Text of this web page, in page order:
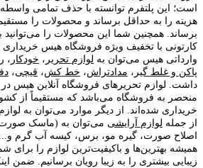
است؛ این پلتفرم توانسته با حذف تمامی
هزینه را به حداقل برساند و محصولات را
برساند. همچنین شما این محصولات را
کارتونی با تخفیف ویژه فروشگاه هیس خریداری
وارداتی هیس می‌توان به لوازم تحریر ، خودکار ،
پاکن و غلط گیر ، مدادتراش، خط کش، قیچی،
داشت. لوازم تحریر‌های فروشگاه آنلاین هیس در
منحصر به فروشگاه می‌باشد که مستقیماً از
خریداری شده‌اند. از دیگر موارد می‌توان به
از جمله لوازم آرایشی می‌توان به (ماسک
اصلاح صورت، گیره مو، برس، کیسه آب گرم
همیشه بهترین‌ها و باکیفیت‌ترین لوازم را برای
زیبایی بیشتری را به زیبا رویان برسانیم. ضمن